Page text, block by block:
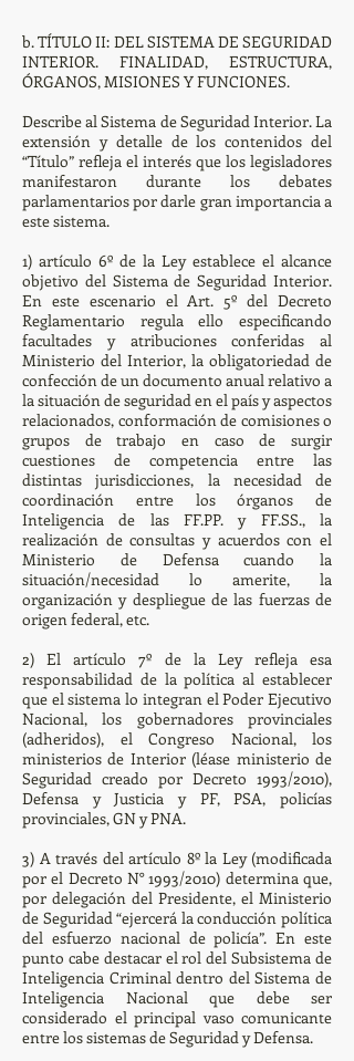
b. TÍTULO II: DEL SISTEMA DE SEGURIDAD
INTERIOR. FINALIDAD, ESTRUCTURA,
ÓRGANOS, MISIONES Y FUNCIONES.
Describe al Sistema de Seguridad Interior. La
extensión y detalle de los contenidos del
“Título” refleja el interés que los legisladores
manifestaron durante los debates
parlamentarios por darle gran importancia a
este sistema.
1) artículo 6º de la Ley establece el alcance
objetivo del Sistema de Seguridad Interior.
En este escenario el Art. 5º del Decreto
Reglamentario regula ello especificando
facultades y atribuciones conferidas al
Ministerio del Interior, la obligatoriedad de
confección de un documento anual relativo a
la situación de seguridad en el país y aspectos
relacionados, conformación de comisiones o
grupos de trabajo en caso de surgir
cuestiones de competencia entre las
distintas jurisdicciones, la necesidad de
coordinación entre los órganos de
Inteligencia de las FF.PP. y FF.SS., la
realización de consultas y acuerdos con el
Ministerio de Defensa cuando la
situación/necesidad lo amerite, la
organización y despliegue de las fuerzas de
origen federal, etc.
2) El artículo 7º de la Ley refleja esa
responsabilidad de la política al establecer
que el sistema lo integran el Poder Ejecutivo
Nacional, los gobernadores provinciales
(adheridos), el Congreso Nacional, los
ministerios de Interior (léase ministerio de
Seguridad creado por Decreto 1993/2010),
Defensa y Justicia y PF, PSA, policías
provinciales, GN y PNA.
3) A través del artículo 8º la Ley (modificada
por el Decreto N° 1993/2010) determina que,
por delegación del Presidente, el Ministerio
de Seguridad “ejercerá la conducción política
del esfuerzo nacional de policía”. En este
punto cabe destacar el rol del Subsistema de
Inteligencia Criminal dentro del Sistema de
Inteligencia Nacional que debe ser
considerado el principal vaso comunicante
entre los sistemas de Seguridad y Defensa.